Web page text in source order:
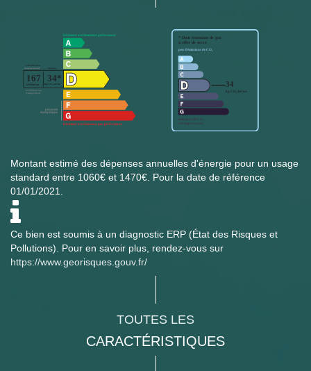
Montant estimé des dépenses annuelles d'énergie pour un usage
standard entre 1060€ et 1470€. Pour la date de référence
01/01/2021.
Ce bien est soumis à un diagnostic ERP (État des Risques et
Pollutions). Pour en savoir plus, rendez-vous sur
https://www.georisques.gouv.fr/
TOUTES LES
CARACTÉRISTIQUES